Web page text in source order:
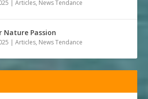
|Articles, News Tendance
Nature Passion
|Articles, News Tendance